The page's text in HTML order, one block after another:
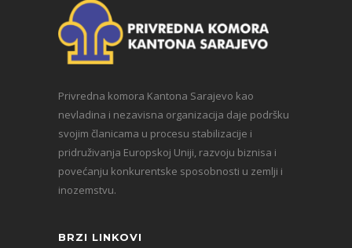
Privredna komora Kantona Sarajevo kao
nevladina i nezavisna organizacija daje podršku
svojim članicama u procesu stabilizacije i
pridruživanja Europskoj Uniji, razvoju biznisa i
povećanju konkurentske sposobnosti u zemlji i
inozemstvu.
BRZI LINKOVI